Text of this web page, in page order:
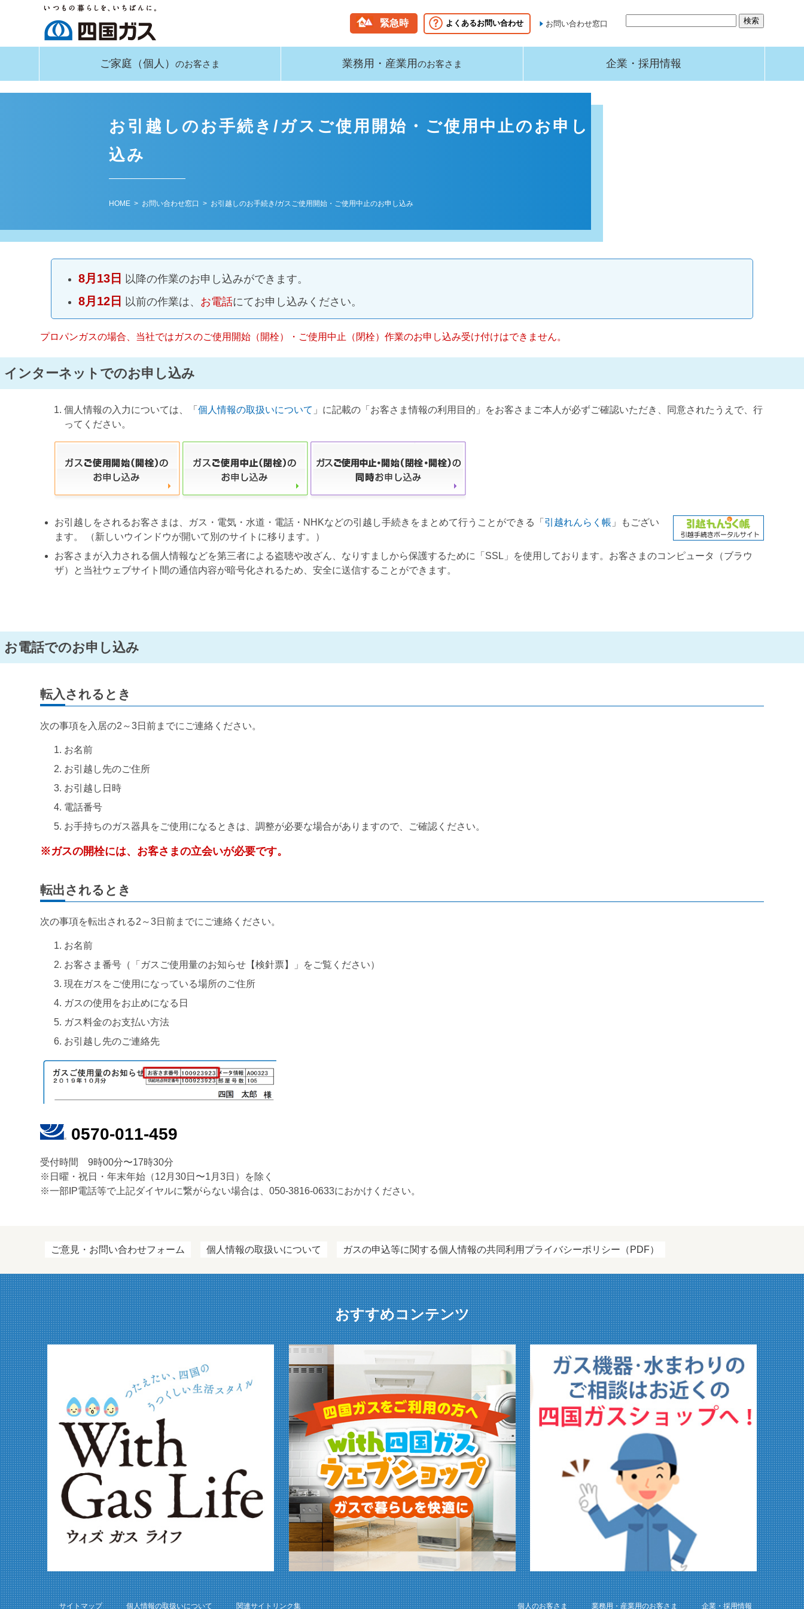
緊急時 よくあるお問い合わせ お問い合わせ窓口
ご家庭 （個人）のお客さま 業務用・産業用のお客さま 企業・採用情報
お引越しのお手続き/ガスご使用開始・ご使用中止のお申し
込み
HOME> お問い合わせ窓口 > お引越しのお手続き/ガスご使用開始・ご使用中止のお申し込み
8月13日 以降の作業のお申し込みができます。
8月12日 以前の作業は、 お電話にてお申し込みください。
プロパンガスの場合、当社ではガスのご使用開始（開栓）・ご使用中止（閉栓）作業のお申し込み受け付けはできません。
インターネットでのお申し込み
個人情報の入力については、「個人情報の取扱いについて 」に記載の「お客さま情報の利用目的」をお客さまご本人が必ずご確認いただき、同意されたうえで、行
ってください。
お引越しをされるお客さまは、ガス・電気・水道・電話・NHKなどの引越し手続きをまとめて行うことができる「 引越れんらく帳 」もござい
ます。 （新しいウインドウが開いて別のサイトに移ります。）
お客さまが入力される個人情報などを第三者による盗聴や改ざん、なりすましから保護するために「SSL」を使用しております。お客さまのコンピュータ（ブラウ
ザ）と当社ウェブサイト間の通信内容が暗号化されるため、安全に送信することができます。
お電話でのお申し込み
転入されるとき
次の事項を入居の2～3日前までにご連絡ください。
お名前
お引越し先のご住所
お引越し日時
電話番号
お手持ちのガス器具をご使用になるときは、調整が必要な場合がありますので、ご確認ください。
※ガスの開栓には、お客さまの立会いが必要です。
転出されるとき
次の事項を転出される2～3日前までにご連絡ください。
お名前
お客さま番号（「ガスご使用量のお知らせ【検針票】」をご覧ください）
現在ガスをご使用になっている場所のご住所
ガスの使用をお止めになる日
ガス料金のお支払い方法
お引越し先のご連絡先
0570-011-459
受付時間 9時00分〜17時30分
※日曜・祝日・年末年始（12月30日〜1月3日）を除く
※一部IP電話等で上記ダイヤルに繋がらない場合は、050-3816-0633におかけください。
ご意見・お問い合わせフォーム 個人情報の取扱いについて ガスの申込等に関する個人情報の共同利用プライバシーポリシー（PDF）
おすすめコンテンツ
サイトマップ 個人情報の取扱いについて 関連サイトリンク集 個人のお客さま 業務用・産業用のお客さま 企業・採用情報